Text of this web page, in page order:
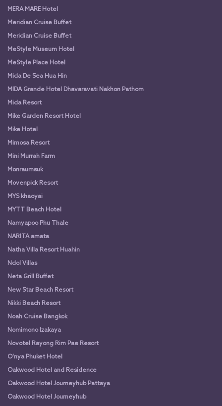
MERA MARE Hotel
Meridian Cruise Buffet
Meridian Cruise Buffet
MeStyle Museum Hotel
MeStyle Place Hotel
Mida De Sea Hua Hin
MIDA Grande Hotel Dhavaravati Nakhon Pathom
Mida Resort
Mike Garden Resort Hotel
Mike Hotel
Mimosa Resort
Mini Murrah Farm
Monraumsuk
Movenpick Resort
MYS khaoyai
MYTT Beach Hotel
Namyapoo Phu Thale
NARITA amata
Natha Villa Resort Huahin
Ndol Villas
Neta Grill Buffet
New Star Beach Resort
Nikki Beach Resort
Noah Cruise Bangkok
Nomimono Izakaya
Novotel Rayong Rim Pae Resort
O'nya Phuket Hotel
Oakwood Hotel and Residence
Oakwood Hotel Journeyhub Pattaya
Oakwood Hotel Journeyhub